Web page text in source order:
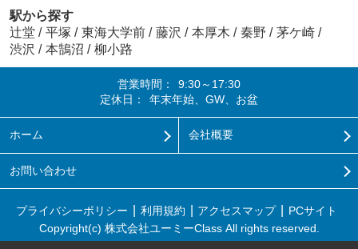
駅から探す
辻堂 / 平塚 / 東海大学前 / 藤沢 / 本厚木 / 秦野 / 茅ケ崎 /
渋沢 / 本鵠沼 / 柳小路
営業時間：
9:30～17:30
定休日：
年末年始、GW、お盆
ホーム 会社概要
お問い合わせ
プライバシーポリシー 利用規約 アクセスマップ
PCサイト
Copyright(c) 株式会社ユーミーClass All rights reserved.